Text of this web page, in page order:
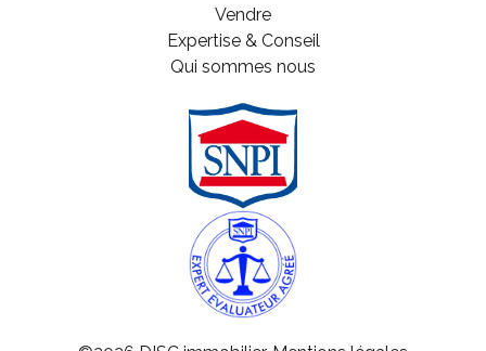
Vendre
Expertise & Conseil
Qui sommes nous